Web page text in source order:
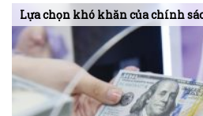
Lựa chọn khó khăn của chính